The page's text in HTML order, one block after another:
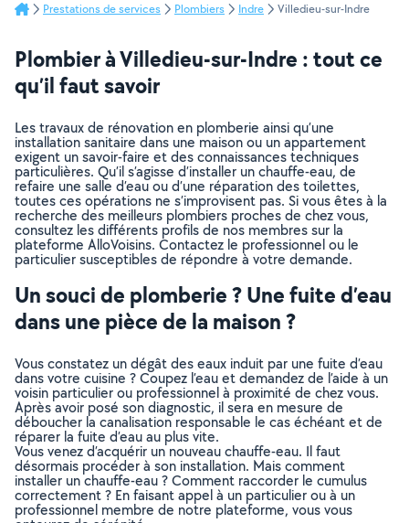
Prestations de services Plombiers Indre Villedieu-sur-Indre
Plombier à Villedieu-sur-Indre : tout ce
qu’il faut savoir
Les travaux de rénovation en plomberie ainsi qu’une
installation sanitaire dans une maison ou un appartement
exigent un savoir-faire et des connaissances techniques
particulières. Qu’il s’agisse d’installer un chauffe-eau, de
refaire une salle d’eau ou d’une réparation des toilettes,
toutes ces opérations ne s’improvisent pas. Si vous êtes à la
recherche des meilleurs plombiers proches de chez vous,
consultez les différents profils de nos membres sur la
plateforme AlloVoisins. Contactez le professionnel ou le
particulier susceptibles de répondre à votre demande.
Un souci de plomberie ? Une fuite d’eau
dans une pièce de la maison ?
Vous constatez un dégât des eaux induit par une fuite d’eau
dans votre cuisine ? Coupez l’eau et demandez de l’aide à un
voisin particulier ou professionnel à proximité de chez vous.
Après avoir posé son diagnostic, il sera en mesure de
déboucher la canalisation responsable le cas échéant et de
réparer la fuite d’eau au plus vite.
Vous venez d’acquérir un nouveau chauffe-eau. Il faut
désormais procéder à son installation. Mais comment
installer un chauffe-eau ? Comment raccorder le cumulus
correctement ? En faisant appel à un particulier ou à un
professionnel membre de notre plateforme, vous vous